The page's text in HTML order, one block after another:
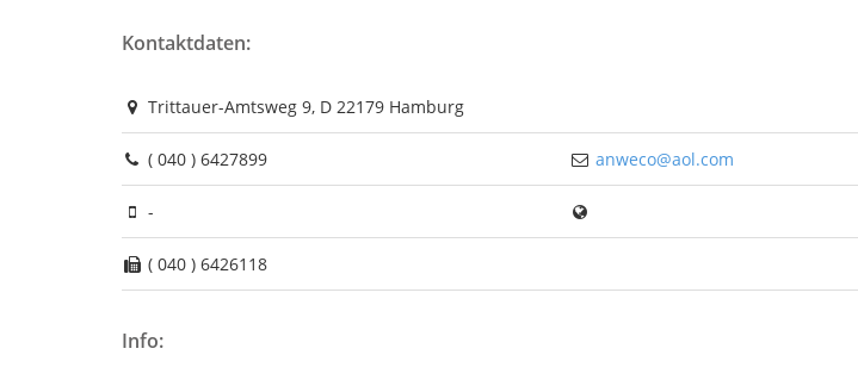
Kontaktdaten:
Trittauer-Amtsweg 9, D 22179 Hamburg
( 040 ) 6427899 anweco@aol.com
-
( 040 ) 6426118
Info: